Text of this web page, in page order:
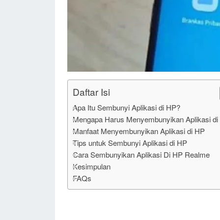
Daftar Isi
Apa Itu Sembunyi Aplikasi di HP?
Mengapa Harus Menyembunyikan Aplikasi
Manfaat Menyembunyikan Aplikasi di HP
Tips untuk Sembunyi Aplikasi di HP
Cara Sembunyikan Aplikasi Di HP Realme
Kesimpulan
FAQs